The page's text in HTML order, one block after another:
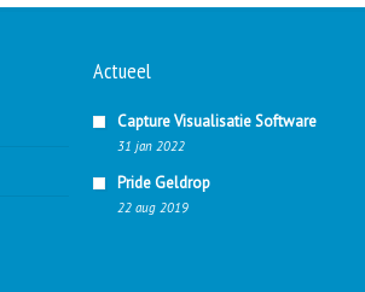
Actueel
Capture Visualisatie Software
31 jan 2022
Pride Geldrop
22 aug 2019